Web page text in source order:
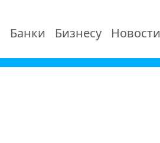
Банки Бизнесу Новости